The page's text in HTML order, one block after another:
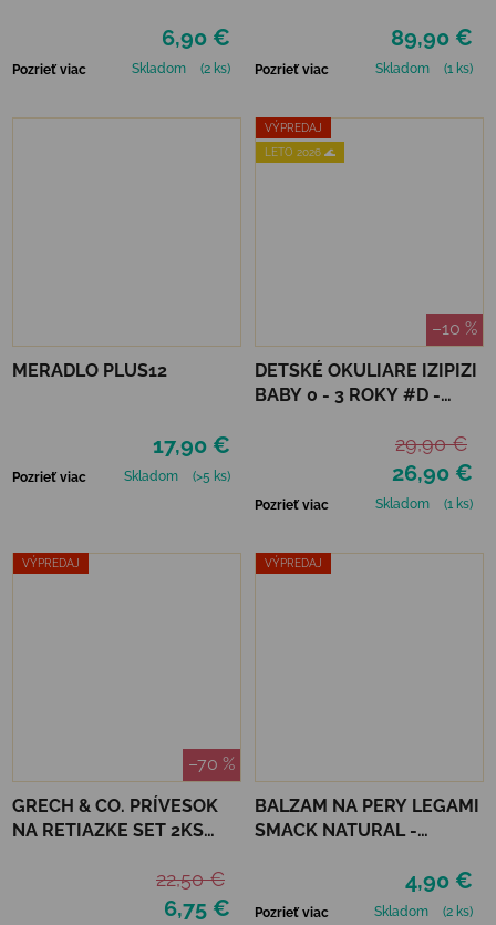
6,90 €
Pozrieť viac Skladom (2 ks)
89,90 €
Pozrieť viac Skladom (1 ks)
MERADLO PLUS12
17,90 €
Pozrieť viac Skladom (>5 ks)
VÝPREDAJ
LETO 2026 🌊
–10 %
DETSKÉ OKULIARE IZIPIZI
BABY 0 - 3 ROKY #D -
26,90 €
29,90 €
Pozrieť viac Skladom (1 ks)
VÝPREDAJ
–70 %
GRECH & CO. PRÍVESOK
NA RETIAZKE SET 2KS
6,75 €
22,50 €
VÝPREDAJ
BALZAM NA PERY LEGAMI
SMACK NATURAL -
4,90 €
Pozrieť viac Skladom (2 ks)